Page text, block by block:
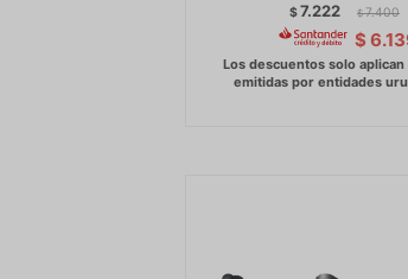
$7.222 $ 7.400
$